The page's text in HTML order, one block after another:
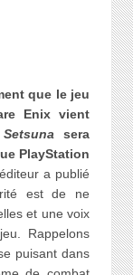
que le jeu
Enix vient
sera
PlayStation
a publié
est de ne
et une voix
Rappelons
puisant dans